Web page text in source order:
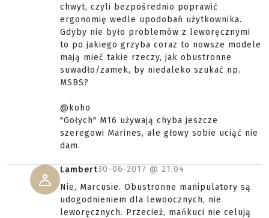
chwyt, czyli bezpośrednio poprawić
ergonomię wedle upodobań użytkownika.
Gdyby nie było problemów z leworęcznymi
to po jakiego grzyba coraz to nowsze modele
mają mieć takie rzeczy, jak obustronne
suwadło/zamek, by niedaleko szukać np.
MSBS?
@koho
"Gołych" M16 używają chyba jeszcze
szeregowi Marines, ale głowy sobie uciąć nie
dam.
Lambert30-06-2017 @ 21:04
Nie, Marcusie. Obustronne manipulatory są
udogodnieniem dla lewoocznych, nie
leworęcznych. Przecież, mańkuci nie celują